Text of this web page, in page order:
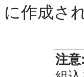
に作成さ
注意: